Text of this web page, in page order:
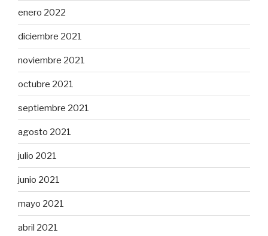
enero 2022
diciembre 2021
noviembre 2021
octubre 2021
septiembre 2021
agosto 2021
julio 2021
junio 2021
mayo 2021
abril 2021